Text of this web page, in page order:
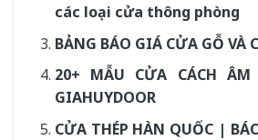
các loại cửa thông phòng
BẢNG BÁO GIÁ CỬA GỖ VÀ
20+ MẪU CỬA CÁCH
GIAHUYDOOR
CỬA THÉP HÀN QUỐC |